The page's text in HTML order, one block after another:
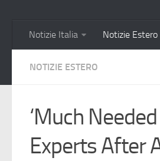
Notizie Italia Notizie Estero
NOTIZIE ESTERO
‘Much
Experts After